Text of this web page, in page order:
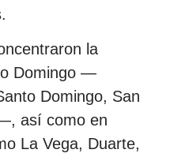
la
Domingo —
Domingo, San
así como en
La Vega, Duarte,